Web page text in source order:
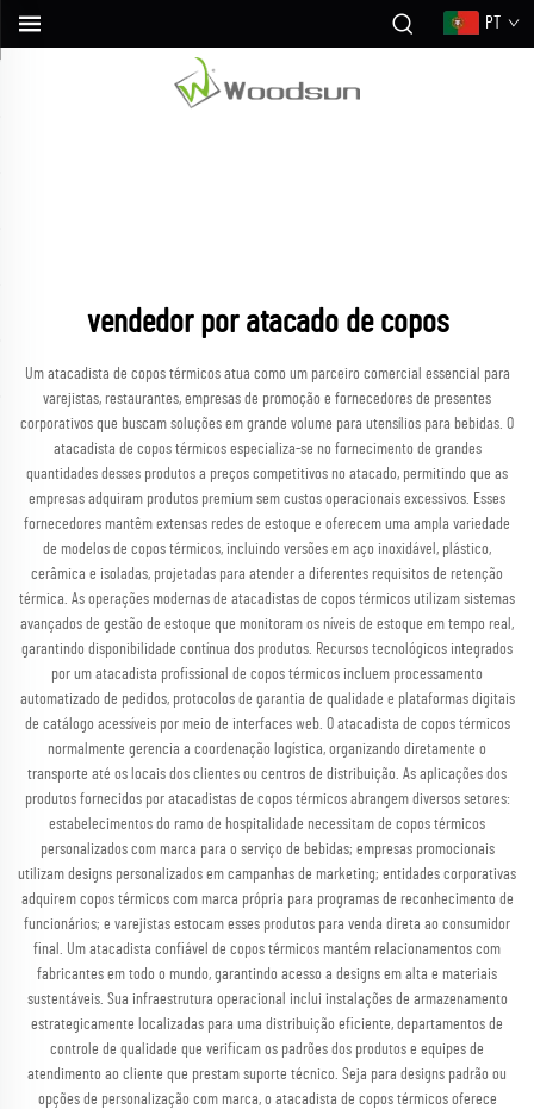
PT
vendedor por atacado de copos
Um atacadista de copos térmicos atua como um parceiro comercial essencial para
varejistas, restaurantes, empresas de promoção e fornecedores de presentes
corporativos que buscam soluções em grande volume para utensílios para bebidas. O
atacadista de copos térmicos especializa-se no fornecimento de grandes
quantidades desses produtos a preços competitivos no atacado, permitindo que as
empresas adquiram produtos premium sem custos operacionais excessivos. Esses
fornecedores mantêm extensas redes de estoque e oferecem uma ampla variedade
de modelos de copos térmicos, incluindo versões em aço inoxidável, plástico,
cerâmica e isoladas, projetadas para atender a diferentes requisitos de retenção
térmica. As operações modernas de atacadistas de copos térmicos utilizam sistemas
avançados de gestão de estoque que monitoram os níveis de estoque em tempo real,
garantindo disponibilidade contínua dos produtos. Recursos tecnológicos integrados
por um atacadista profissional de copos térmicos incluem processamento
automatizado de pedidos, protocolos de garantia de qualidade e plataformas digitais
de catálogo acessíveis por meio de interfaces web. O atacadista de copos térmicos
normalmente gerencia a coordenação logística, organizando diretamente o
transporte até os locais dos clientes ou centros de distribuição. As aplicações dos
produtos fornecidos por atacadistas de copos térmicos abrangem diversos setores:
estabelecimentos do ramo de hospitalidade necessitam de copos térmicos
personalizados com marca para o serviço de bebidas; empresas promocionais
utilizam designs personalizados em campanhas de marketing; entidades corporativas
adquirem copos térmicos com marca própria para programas de reconhecimento de
funcionários; e varejistas estocam esses produtos para venda direta ao consumidor
final. Um atacadista confiável de copos térmicos mantém relacionamentos com
fabricantes em todo o mundo, garantindo acesso a designs em alta e materiais
sustentáveis. Sua infraestrutura operacional inclui instalações de armazenamento
estrategicamente localizadas para uma distribuição eficiente, departamentos de
controle de qualidade que verificam os padrões dos produtos e equipes de
atendimento ao cliente que prestam suporte técnico. Seja para designs padrão ou
opções de personalização com marca, o atacadista de copos térmicos oferece